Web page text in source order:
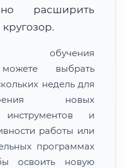
расширить
обучения
выбрать
недель для
новых
инструментов и
работы или
программах
освоить новую